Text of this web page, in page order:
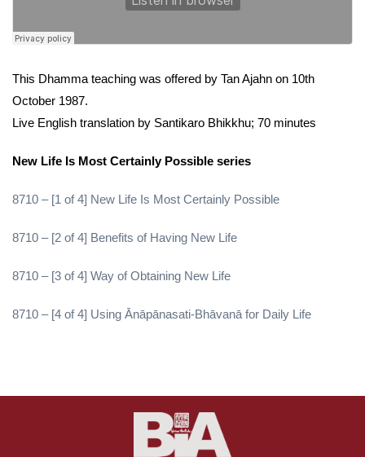
This Dhamma teaching was offered by Tan Ajahn on 10th
October 1987.
Live English translation by Santikaro Bhikkhu; 70 minutes
New Life Is Most Certainly Possible series
8710 – [1 of 4] New Life Is Most Certainly Possible
8710 – [2 of 4] Benefits of Having New Life
8710 – [3 of 4] Way of Obtaining New Life
8710 – [4 of 4] Using Ānāpānasati-Bhāvanā for Daily Life